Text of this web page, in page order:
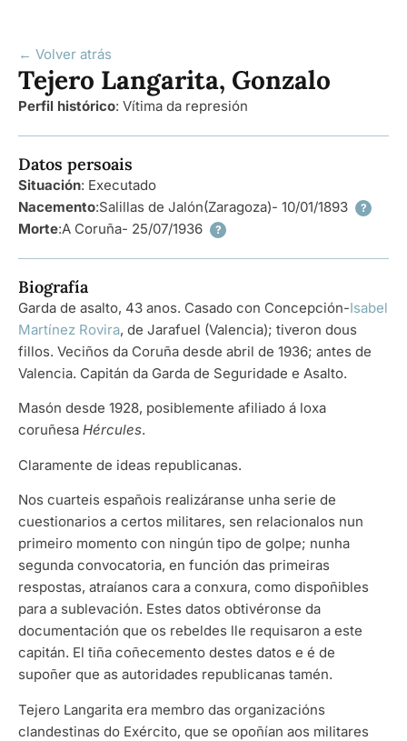
← Volver atrás
Tejero Langarita, Gonzalo
Perfil histórico: Vítima da represión
Datos persoais
Situación: Executado
Nacemento:Salillas de Jalón(Zaragoza)- 10/01/1893 ?
Morte:A Coruña- 25/07/1936 ?
Biografía
Garda de asalto, 43 anos. Casado con Concepción-Isabel
Martínez Rovira, de Jarafuel (Valencia); tiveron dous
fillos. Veciños da Coruña desde abril de 1936; antes de
Valencia. Capitán da Garda de Seguridade e Asalto.
Masón desde 1928, posiblemente afiliado á loxa
coruñesa Hércules.
Claramente de ideas republicanas.
Nos cuarteis españois realizáranse unha serie de
cuestionarios a certos militares, sen relacionalos nun
primeiro momento con ningún tipo de golpe; nunha
segunda convocatoria, en función das primeiras
respostas, atraíanos cara a conxura, como dispoñibles
para a sublevación. Estes datos obtivéronse da
documentación que os rebeldes lle requisaron a este
capitán. El tiña coñecemento destes datos e é de
supoñer que as autoridades republicanas tamén.
Tejero Langarita era membro das organizacións
clandestinas do Exército, que se opoñían aos militares